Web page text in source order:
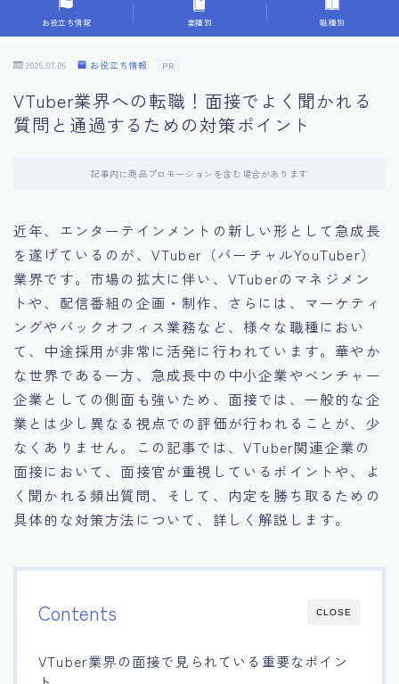
9.面接での落とし穴とその対策
10.フィードバックを活用する方法
11.オンライン面接の成功への鍵
14.キャリアアップのための面接戦略
15.職場適応力をアピールする方法
16.エージェントと良好な関係を築く方法
17.面接でブランクを効果的に伝える方法
18.転職後の職場に適応するためのヒント
お役立ち情報 業種別 職種別
2026.07.06 お役立ち情報 PR
VTuber業界への転職！面接でよく聞かれる
質問と通過するための対策ポイント
記事内に商品プロモーションを含む場合があります
近年、エンターテインメントの新しい形として急成長
を遂げているのが、VTuber（バーチャルYouTuber）
業界です。市場の拡大に伴い、VTuberのマネジメン
トや、配信番組の企画・制作、さらには、マーケティ
ングやバックオフィス業務など、様々な職種におい
て、中途採用が非常に活発に行われています。華やか
な世界である一方、急成長中の中小企業やベンチャー
企業としての側面も強いため、面接では、一般的な企
業とは少し異なる視点での評価が行われることが、少
なくありません。この記事では、VTuber関連企業の
面接において、面接官が重視しているポイントや、よ
く聞かれる頻出質問、そして、内定を勝ち取るための
具体的な対策方法について、詳しく解説します。
CLOSE
Contents
VTuber業界の面接で見られている重要なポイン